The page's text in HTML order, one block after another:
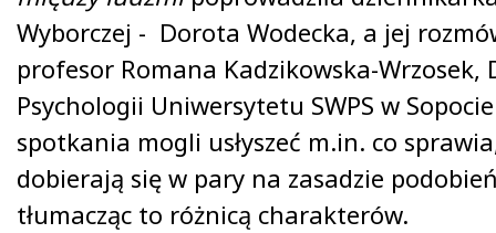
Wyborczej - Dorota Wodecka, a jej
profesor Romana Kadzikowska-Wrzosek,
Psychologii Uniwersytetu SWPS w
spotkania mogli usłyszeć m.in. co
dobierają się w pary na zasadzie
tłumacząc to różnicą charakterów.